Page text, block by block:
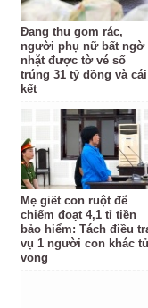
Đang thu gom rác,
người phụ nữ bất ngờ
nhặt được tờ vé số
trúng 31 tỷ đồng và cái
kết
Mẹ giết con ruột để
chiếm đoạt 4,1 tỉ tiền
bảo hiểm: Tách điều
vụ 1 người con khác
vong